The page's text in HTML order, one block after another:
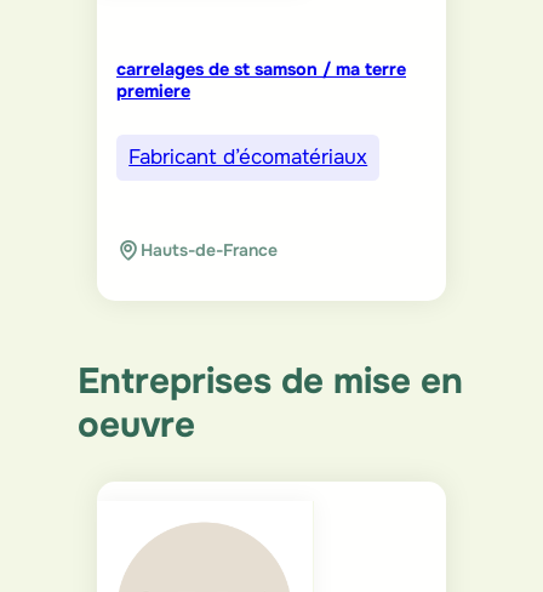
carrelages de st samson / ma terre
premiere
Fabricant d’écomatériaux
Hauts-de-France
Entreprises de mise en
oeuvre